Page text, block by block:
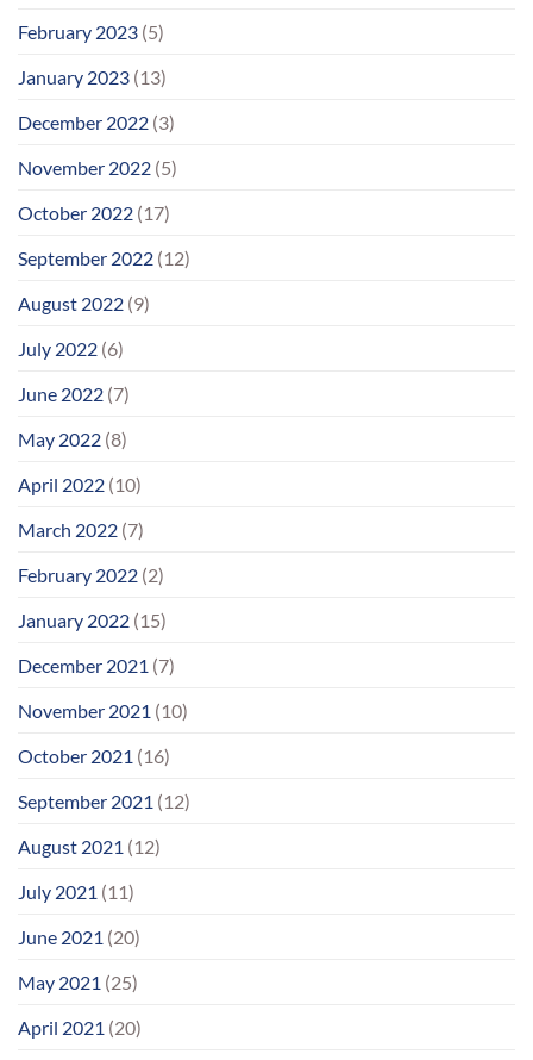
February 2023 (5)
January 2023 (13)
December 2022 (3)
November 2022 (5)
October 2022 (17)
September 2022 (12)
August 2022 (9)
July 2022 (6)
June 2022 (7)
May 2022 (8)
April 2022 (10)
March 2022 (7)
February 2022 (2)
January 2022 (15)
December 2021 (7)
November 2021 (10)
October 2021 (16)
September 2021 (12)
August 2021 (12)
July 2021 (11)
June 2021 (20)
May 2021 (25)
April 2021 (20)